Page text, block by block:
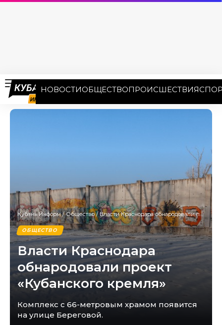
НОВОСТИОБЩЕСТВОПРОИСШЕСТВИЯ
Кубань Информ/Общество/Власти Краснодара обнародовали проект «Кубанского кремля»
ОБЩЕСТВО
Власти Краснодара
обнародовали проект
«Кубанского кремля»
Комплекс с 66-метровым храмом появится
на улице Береговой.